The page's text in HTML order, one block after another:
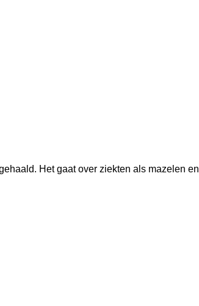
Het gaat over ziekten als mazelen en